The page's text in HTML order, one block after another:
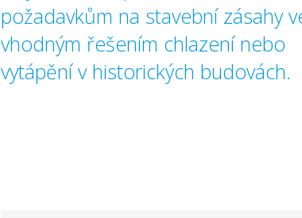
požadavkům na stavební zásahy
vhodným řešením chlazení nebo
vytápění v historických budovách.